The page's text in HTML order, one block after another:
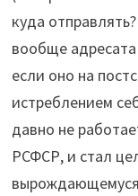
куда
вообще
если оно на
истреблением
давно не
РСФСР, и стал